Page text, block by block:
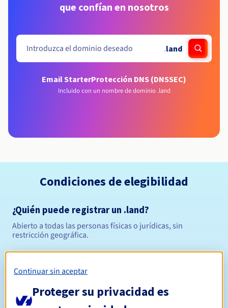
que confían en nosotros
.land
Email StarterProtección DNS (DNSSEC)
Incluido con un nombre de dominio .land
Condiciones de elegibilidad
¿Quién puede registrar un .land?
Abierto a todas las personas físicas o jurídicas, sin
restricción geográfica.
Continuar sin aceptar
Proteger su privacidad es